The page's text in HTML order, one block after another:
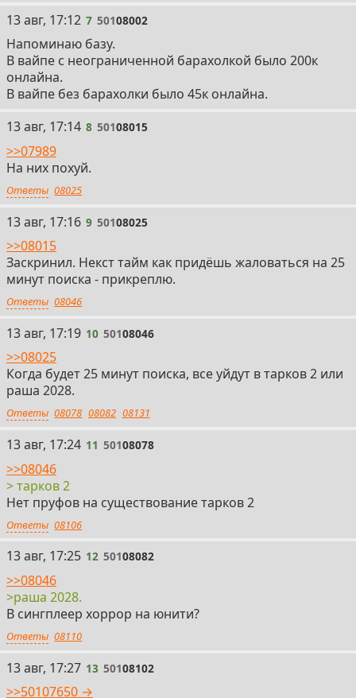
7
13 авг, 17:12 7 50108002
Напоминаю базу.
В вайпе с неограниченной барахолкой было 200к
онлайна.
В вайпе без барахолки было 45к онлайна.
8
13 авг, 17:14 8 50108015
>>07989
На них похуй.
Ответы 08025
9
13 авг, 17:16 9 50108025
>>08015
Заскринил. Некст тайм как придёшь жаловаться на 25
минут поиска - прикреплю.
Ответы 08046
10
13 авг, 17:19 10 50108046
>>08025
Когда будет 25 минут поиска, все уйдут в тарков 2 или
раша 2028.
Ответы 08078 08082 08131
11
13 авг, 17:24 11 50108078
>>08046
> тарков 2
Нет пруфов на существование тарков 2
Ответы 08106
12
13 авг, 17:25 12 50108082
>>08046
>раша 2028.
В сингплеер хоррор на юнити?
Ответы 08110
13
13 авг, 17:27 13 50108102
>>50107650 →